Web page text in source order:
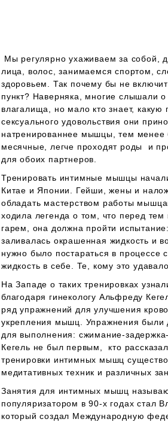
Мы регулярно ухаживаем за собой,
лица, волос, занимаемся спортом,
здоровьем. Так почему бы не
пункт? Наверняка, многие слышали
влагалища, но мало кто знает, какую
сексуального удовольствия они
натренированнее мышцы, тем менее
месячные, легче проходят роды и
для обоих партнеров.
Тренировать интимные мышцы
Китае и Японии. Гейши, жены и
обладать мастерством работы
ходила легенда о том, что перед тем
гарем, она должна пройти
заливалась окрашенная жидкость и
нужно было постараться в процессе
жидкость в себе. Те, кому это
На Западе о таких тренировках
благодаря гинекологу Альфреду
ряд упражнений для улучшения
укрепления мышц. Упражнения были
для выполнения: сжимание-
Кегель не был первым, кто
тренировки интимных мышц
медитативных техник и различных
Занятия для интимных мышц
популяризатором в 90-х годах стал
который создал Международную